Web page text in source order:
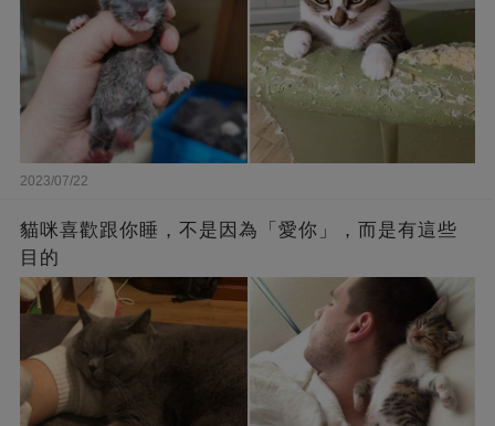
2023/07/22
貓咪喜歡跟你睡，不是因為「愛你」，而是有這些
目的